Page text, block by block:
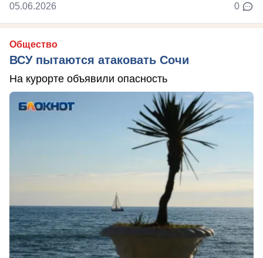
05.06.2026 0
Общество
ВСУ пытаются атаковать Сочи
На курорте объявили опасность